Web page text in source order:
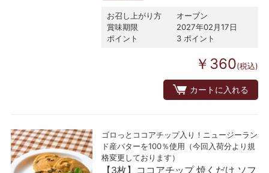
お召し上がり方
オーブン
賞味期限
2027年02月17日
ポイント
3 ポイント
￥360(税込)
カートに入れる
ゴロっとココアチップ入り！ニュージーラン
ド産バターを100％使用（今回入荷分より規
格変更しております）
【3枚】ココアチップ 焼くだけ ソフ